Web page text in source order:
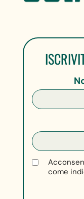
come